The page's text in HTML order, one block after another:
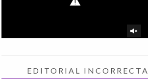
EDITORIAL INCORRECTA